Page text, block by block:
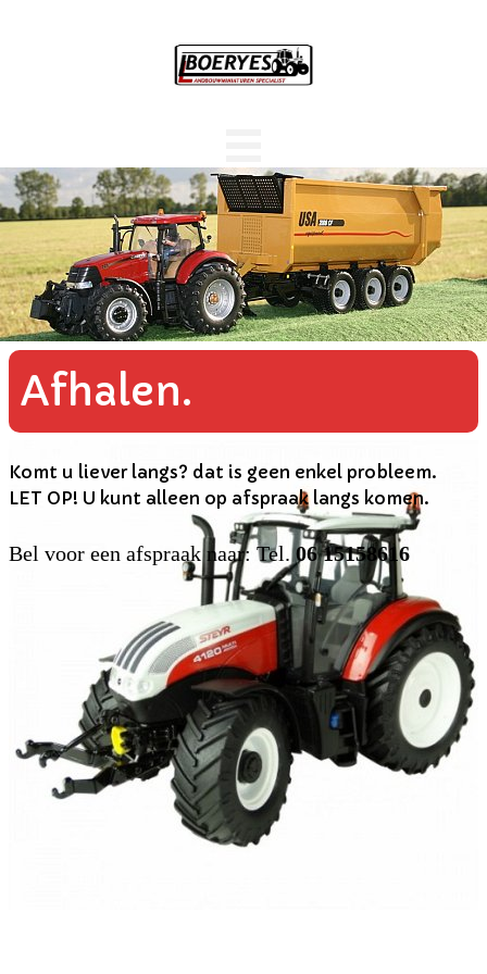
Afhalen.
Komt u liever langs? dat is geen enkel probleem.
LET OP! U kunt alleen op afspraak langs komen.
Bel voor een afspraak naar: Tel.06 15158616